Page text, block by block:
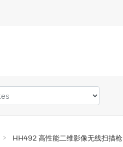
HH492 高性能二维影像无线扫描枪